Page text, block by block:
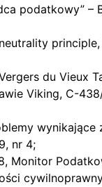
podatkowy” –
du Vieux
Viking, C-
wynikające
nr 4;
Monitor